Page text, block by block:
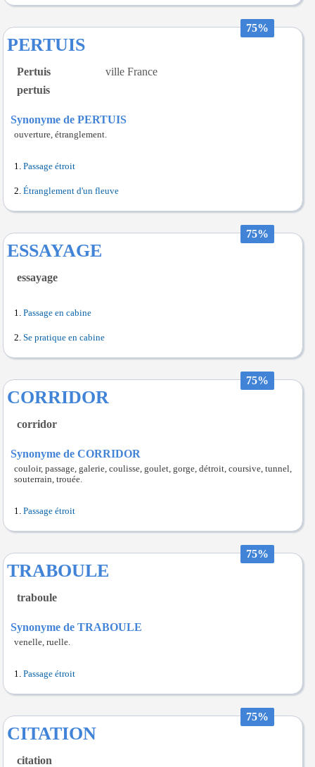
75%
PERTUIS
Pertuis
ville France
pertuis
Synonyme de PERTUIS
ouverture, étranglement.
Passage étroit
Étranglement d'un fleuve
75%
ESSAYAGE
essayage
Passage en cabine
Se pratique en cabine
75%
CORRIDOR
corridor
Synonyme de CORRIDOR
couloir, passage, galerie, coulisse, goulet, gorge, détroit, coursive, tunnel,
souterrain, trouée.
Passage étroit
75%
TRABOULE
traboule
Synonyme de TRABOULE
venelle, ruelle.
Passage étroit
75%
CITATION
citation